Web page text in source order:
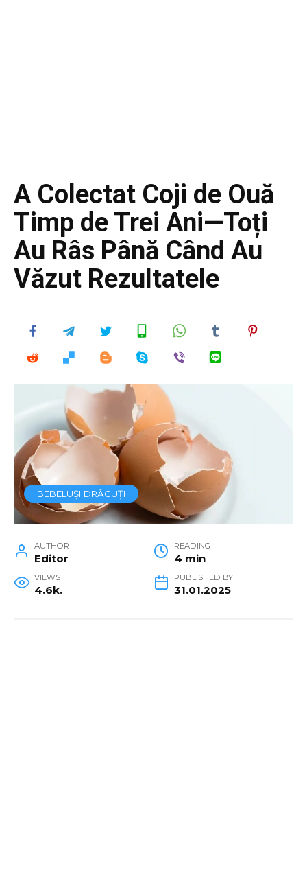
A Colectat Coji de Ouă
Timp de Trei Ani—Toți
Au Râs Până Când Au
Văzut Rezultatele
BEBELUȘI DRĂGUȚI
AUTHOR
Editor
READING
4 min
VIEWS
4.6k.
PUBLISHED BY
31.01.2025